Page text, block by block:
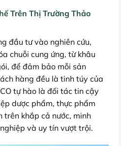
Trên Thị Trường Thảo
đầu tư vào nghiên cứu,
chuỗi cung ứng, từ khâu
để đảm bảo mỗi sản
hàng đều là tinh túy của
tự hào là đối tác tin cậy
dược phẩm, thực phẩm
trên khắp cả nước, minh
và uy tín vượt trội.